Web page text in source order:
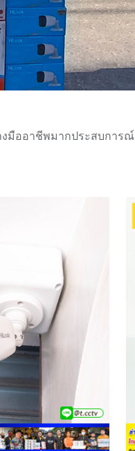
มืออาชีพมากประสบการณ์